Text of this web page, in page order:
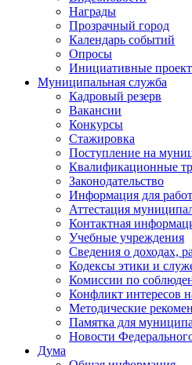
Награды
Прозрачный город
Календарь событий
Опросы
Инициативные
Муниципальная служба
Кадровый резерв
Вакансии
Конкурсы
Стажировка
Поступление на
Квалификационные
Законодательство
Информация для
Аттестация
Контактная
Учебные учреждения
Сведения о доходах,
Кодексы этики и
Комиссии по
Конфликт интересов
Методические
Памятка для
Новости
Дума